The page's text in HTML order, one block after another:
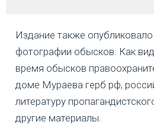
Издание также
фотографии обысков. Как
время обысков
доме Мураева герб рф,
литературу
другие материалы.